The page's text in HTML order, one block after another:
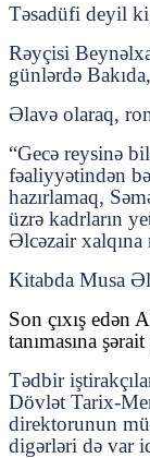
Təsadüfi deyil
Rəyçisi
günlərdə
Əlavə olaraq,
“Gecə reysinə
fəaliyyətindən
hazırlamaq,
üzrə kadrların
Əlcəzair
Kitabda Musa
Son çıxış edən
tanımasına
Tədbir
Dövlət Tarix-
direktorunun
digərləri də var